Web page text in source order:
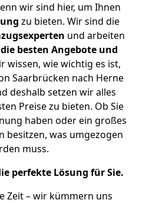
wir sind hier, um Ihnen
zu bieten. Wir sind die
und arbeiten
die besten Angebote und
wissen, wie wichtig es ist,
Saarbrücken nach Herne
deshalb setzen wir alles
Preise zu bieten. Ob Sie
haben oder ein großes
besitzen, was umgezogen
muss.
perfekte Lösung für Sie.
Zeit – wir kümmern uns